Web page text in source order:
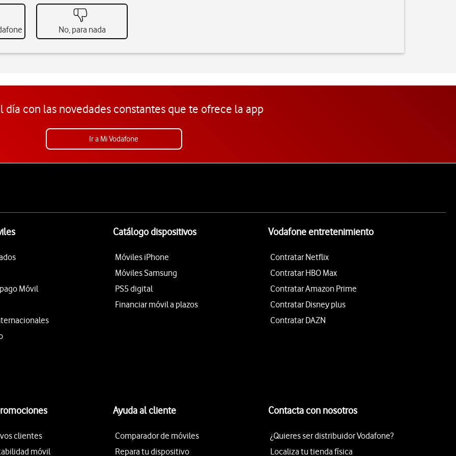
No, para nada
día con las novedades constantes que te ofrece la app
Ir a Mi Vodafone
Móvil
Catálogo dispositivos
Móviles iPhone
Móviles Samsung
PS5 digital
Financiar móvil a plazos
Vodafone entretenimiento
Contratar Netflix
Contratar HBO Max
Contratar Amazon Prime
Contratar Disney plus
Contratar DAZN
clientes
móvil
Ayuda al cliente
Comparador de móviles
Repara tu dispositivo
Contacta con nosotros
¿Quieres ser distribuidor Vodafone?
Localiza tu tienda física